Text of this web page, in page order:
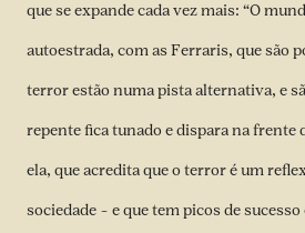
que se expande cada vez mais: “O
autoestrada, com as Ferraris, que são
terror estão numa pista alternativa, e
repente fica tunado e dispara na frente
ela, que acredita que o terror é um
sociedade – e que tem picos de